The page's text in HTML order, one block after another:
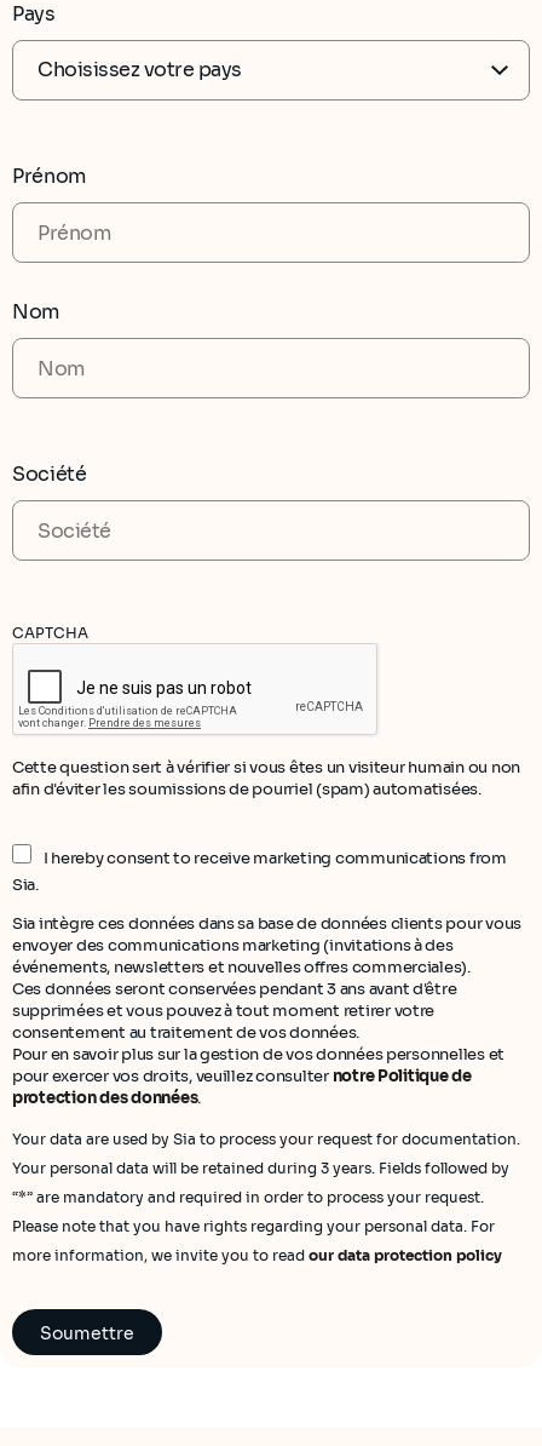
Pays
Prénom
Nom
Société
CAPTCHA
Cette question sert à vérifier si vous êtes un visiteur humain ou non
afin d'éviter les soumissions de pourriel (spam) automatisées.
I hereby consent to receive marketing communications from
Sia.
Sia intègre ces données dans sa base de données clients pour vous
envoyer des communications marketing (invitations à des
événements, newsletters et nouvelles offres commerciales).
Ces données seront conservées pendant 3 ans avant d'être
supprimées et vous pouvez à tout moment retirer votre
consentement au traitement de vos données.
Pour en savoir plus sur la gestion de vos données personnelles et
pour exercer vos droits, veuillez consulter notre Politique de
protection des données.
Your data are used by Sia to process your request for documentation.
Your personal data will be retained during 3 years. Fields followed by
“*” are mandatory and required in order to process your request.
Please note that you have rights regarding your personal data. For
more information, we invite you to read our data protection policy